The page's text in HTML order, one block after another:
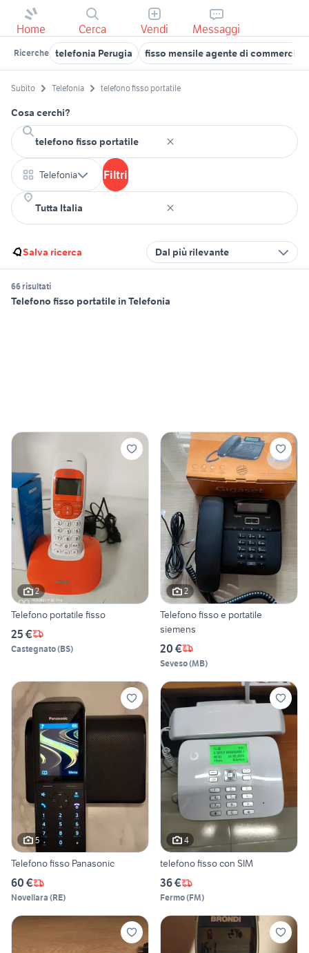
Home Cerca Vendi Messaggi
Ricerche telefonia Perugia fisso mensile agente di commercio
Subito Telefonia telefono fisso portatile
Cosa cerchi?
Telefonia Filtri
Salva ricerca Dal più rilevante
66 risultati
Telefono fisso portatile in Telefonia
2
Telefono portatile fisso
25 €
Castegnato(BS)
2
Telefono fisso e portatile
siemens
20 €
Seveso(MB)
5
Telefono fisso Panasonic
60 €
Novellara (RE)
4
telefono fisso con SIM
36 €
Fermo(FM)